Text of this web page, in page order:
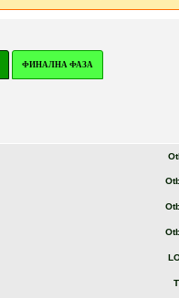
ФИНАЛНА ФАЗА